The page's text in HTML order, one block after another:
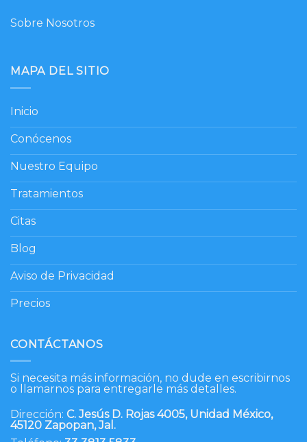
Sobre Nosotros
MAPA DEL SITIO
Inicio
Conócenos
Nuestro Equipo
Tratamientos
Citas
Blog
Aviso de Privacidad
Precios
CONTÁCTANOS
Si necesita más información, no dude en escribirnos
o llamarnos para entregarle más detalles.
Dirección: C. Jesús D. Rojas 4005, Unidad México,
45120 Zapopan, Jal.